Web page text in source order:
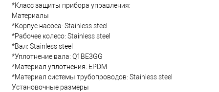
*Класс защиты прибора управления:
Материалы
*Корпус насоса: Stainless steel
*Рабочее колесо: Stainless steel
*Вал: Stainless steel
*Уплотнение вала: Q1BE3GG
*Материал уплотнения: EPDM
*Материал системы трубопроводов: Stainless steel
Установочные размеры